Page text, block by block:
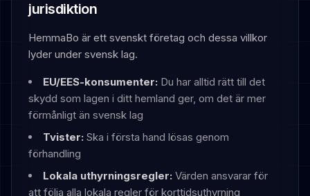
jurisdiktion
HemmaBo är ett svenskt företag och dessa villkor
lyder under svensk lag.
EU/EES-konsumenter: Du har alltid rätt till det
skydd som lagen i ditt hemland ger, om det är mer
förmånligt än svensk lag
Tvister: Ska i första hand lösas genom
förhandling
Lokala uthyrningsregler: Värden ansvarar för
att följa alla lokala regler för korttidsuthyrning